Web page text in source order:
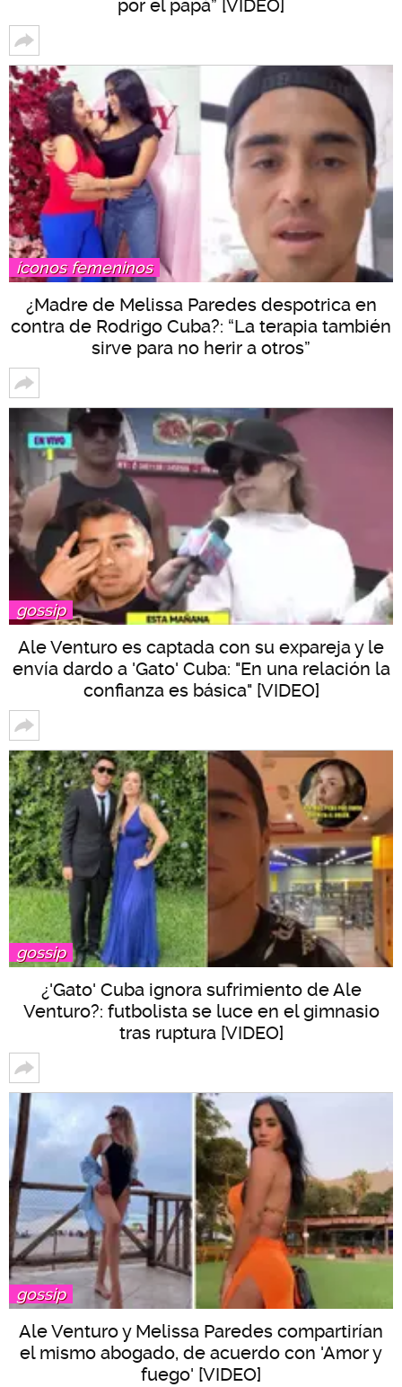
por el papá” [VIDEO]
íconos femeninos
¿Madre de Melissa Paredes despotrica en
contra de Rodrigo Cuba?: “La terapia también
sirve para no herir a otros”
gossip
Ale Venturo es captada con su expareja y le
envía dardo a 'Gato' Cuba: "En una relación la
confianza es básica" [VIDEO]
gossip
¿'Gato' Cuba ignora sufrimiento de Ale
Venturo?: futbolista se luce en el gimnasio
tras ruptura [VIDEO]
gossip
Ale Venturo y Melissa Paredes compartirían
el mismo abogado, de acuerdo con 'Amor y
fuego' [VIDEO]